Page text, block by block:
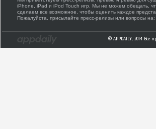
iPhone, iPad и iPod Touch игр. Мы не можем обещать,
сделаем все возможное, чтобы оценить каждое
Пожалуйста, присылайте пресс-релизы или вопросы
© APPDAILY, 2014